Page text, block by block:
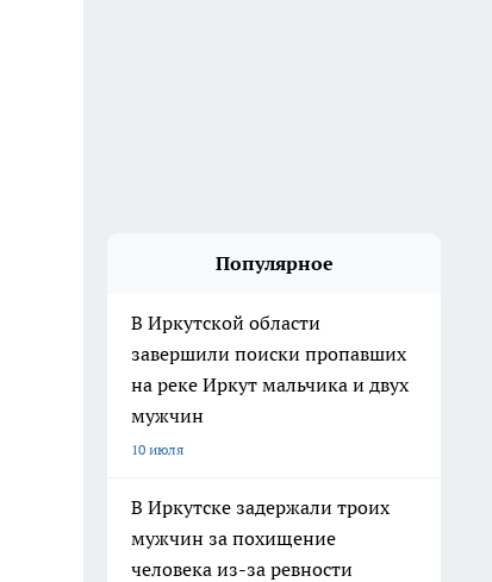
Популярное
В Иркутской области
завершили поиски пропавших
на реке Иркут мальчика и двух
мужчин
10 июля
В Иркутске задержали троих
мужчин за похищение
человека из-за ревности